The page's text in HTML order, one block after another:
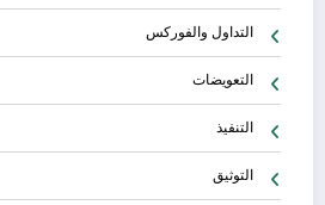
التداول والفوركس
التعويضات
التنفيذ
التوثيق